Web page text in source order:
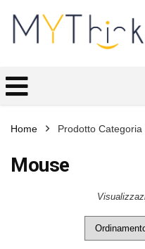
Home Prodotto Categoria
Mouse